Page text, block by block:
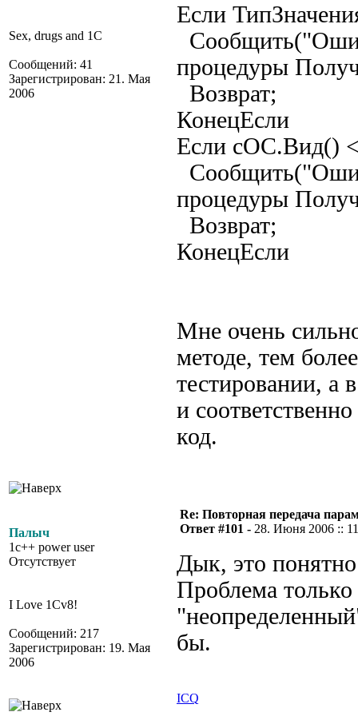
Sex, drugs and 1C
Сообщений: 41
Зарегистрирован: 21. Мая
2006
Если
процедуры
Возврат;
КонецЕсли
Если сОС.Вид()
процедуры
Возврат;
КонецЕсли
Мне очень
методе, тем
тестировании, а
и
код.
Палыч
1c++ power user
Отсутствует
I Love 1Cv8!
Сообщений: 217
Зарегистрирован: 19. Мая
2006
Re: Повторная передача
Ответ #101 - 28. Июня 2006 ::
Дык, это
Проблема только
бы.
ICQ